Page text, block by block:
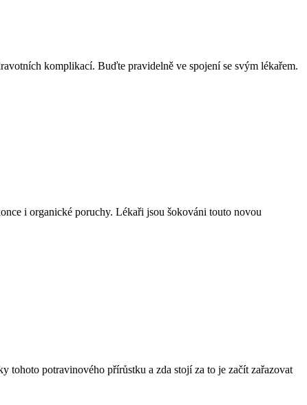
komplikací. Buďte pravidelně ve spojení se svým lékařem.
i organické poruchy. Lékaři jsou šokováni touto novou
tohoto potravinového přírůstku a zda stojí za to je začít zařazovat